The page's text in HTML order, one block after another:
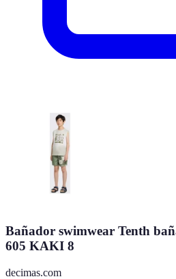
Bañador swimwear Tenth
605 KAKI 8
decimas.com